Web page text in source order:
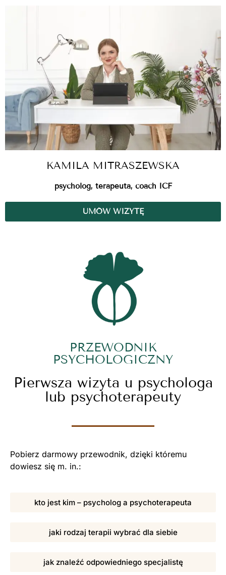
KAMILA MITRASZEWSKA
psycholog, terapeuta, coach ICF
UMÓW WIZYTĘ
PRZEWODNIK
PSYCHOLOGICZNY
Pierwsza wizyta u psychologa
lub psychoterapeuty
Pobierz darmowy przewodnik, dzięki któremu
dowiesz się m. in.:
kto jest kim – psycholog a psychoterapeuta
jaki rodzaj terapii wybrać dla siebie
jak znaleźć odpowiedniego specjalistę